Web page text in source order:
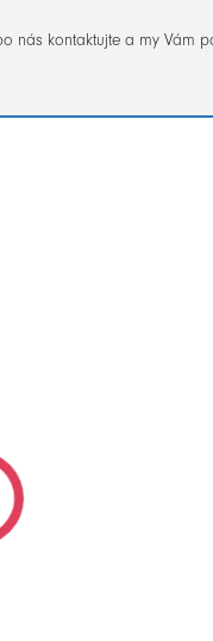
nás kontaktujte a my Vám